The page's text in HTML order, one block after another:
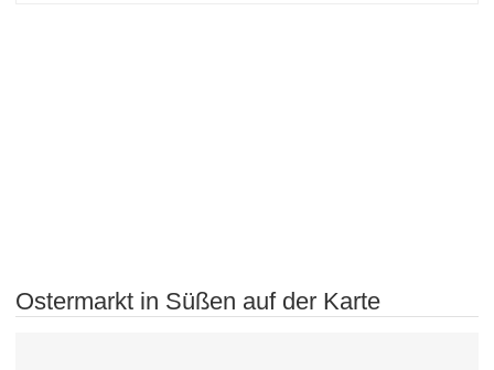
Ostermarkt in Süßen auf der Karte